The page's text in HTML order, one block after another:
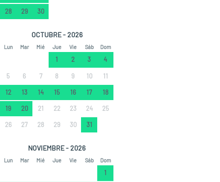
28 29 30
OCTUBRE - 2026
Lun Mar Mié Jue Vie Sáb Dom
1 2 3 4
5 6 7 8 9 10 11
12 13 14 15 16 17 18
19 20 21 22 23 24 25
26 27 28 29 30 31
NOVIEMBRE - 2026
Lun Mar Mié Jue Vie Sáb Dom
1